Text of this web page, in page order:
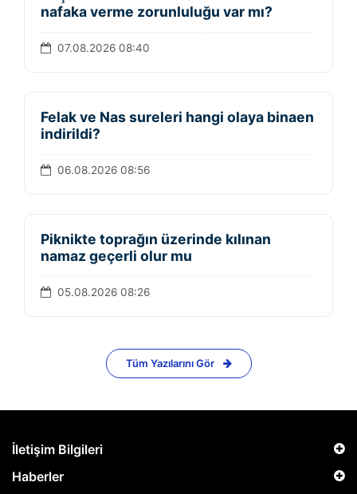
nafaka verme zorunluluğu var mı?
07.08.2026 08:40
Felak ve Nas sureleri hangi olaya binaen
indirildi?
06.08.2026 08:56
Piknikte toprağın üzerinde kılınan
namaz geçerli olur mu
05.08.2026 08:26
Tüm Yazılarını Gör
İletişim Bilgileri
Haberler